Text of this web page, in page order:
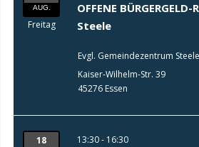
AUG.
Freitag
OFFENE BÜRGERGELD-
Steele
Evgl. Gemeindezentrum Steele
Kaiser-Wilhelm-Str. 39
45276 Essen
18 13:30 - 16:30